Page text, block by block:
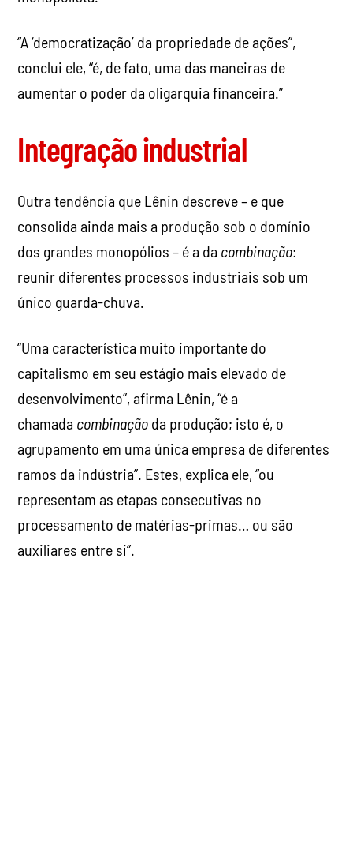
“A ‘democratização’ da propriedade de ações”,
conclui ele, “é, de fato, uma das maneiras de
aumentar o poder da oligarquia financeira.”
Integração industrial
Outra tendência que Lênin descreve – e que
consolida ainda mais a produção sob o domínio
dos grandes monopólios – é a da combinação:
reunir diferentes processos industriais sob um
único guarda-chuva.
“Uma característica muito importante do
capitalismo em seu estágio mais elevado de
desenvolvimento”, afirma Lênin, “é a
chamada combinação da produção; isto é, o
agrupamento em uma única empresa de diferentes
ramos da indústria”. Estes, explica ele, “ou
representam as etapas consecutivas no
processamento de matérias-primas… ou são
auxiliares entre si”.